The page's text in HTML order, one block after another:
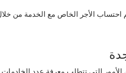
الأجر الخاص مع الخدمة من
التي تتطلب معرفة عدد